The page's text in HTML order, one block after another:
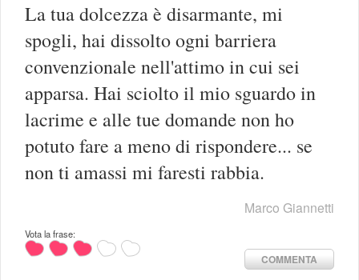
La tua dolcezza è disarmante, mi
spogli, hai dissolto ogni barriera
convenzionale nell'attimo in cui sei
apparsa. Hai sciolto il mio sguardo in
lacrime e alle tue domande non ho
potuto fare a meno di rispondere... se
non ti amassi mi faresti rabbia.
Marco Giannetti
Vota la frase:
COMMENTA